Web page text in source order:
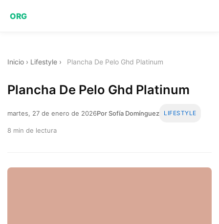
ORG
Inicio › Lifestyle › Plancha De Pelo Ghd Platinum
Plancha De Pelo Ghd Platinum
martes, 27 de enero de 2026Por Sofía Domínguez LIFESTYLE
8 min de lectura